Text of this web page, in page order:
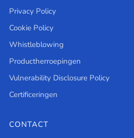
Privacy Policy
Cookie Policy
Whistleblowing
Productherroepingen
Vulnerability Disclosure Policy
Certificeringen
CONTACT